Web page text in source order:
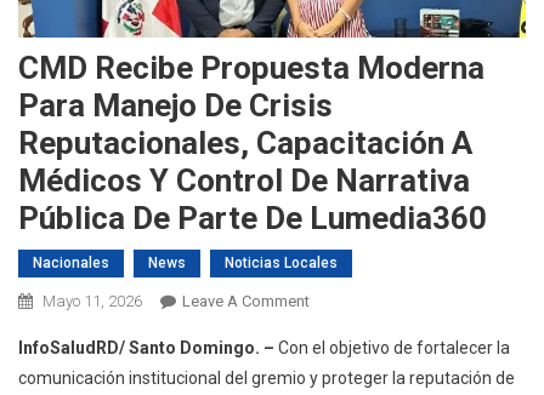
CMD Recibe Propuesta Moderna
Para Manejo De Crisis
Reputacionales, Capacitación A
Médicos Y Control De Narrativa
Pública De Parte De Lumedia360
Nacionales News Noticias Locales
Mayo 11, 2026 Leave A CommentOn
Recibe
Propuesta
InfoSaludRD/ Santo Domingo. – Con el objetivo de fortalecer la
comunicación institucional del gremio y proteger la reputación de